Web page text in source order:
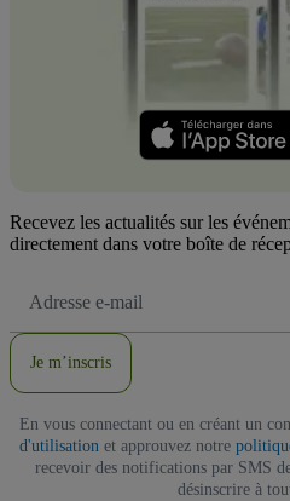
Recevez les actualités sur les
directement dans votre boîte de
e-
Je m’inscris
En vous connectant ou en créant un
d'utilisation et approuvez notre
recevoir des notifications par SMS
désinscrire à